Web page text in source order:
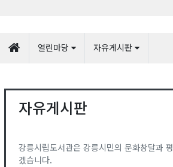
열린마당 자유게시판
자유게시판
강릉시립도서관은 강릉시민의 문화창달과
겠습니다.